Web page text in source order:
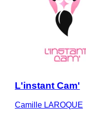
L'instant Cam'
Camille LAROQUE